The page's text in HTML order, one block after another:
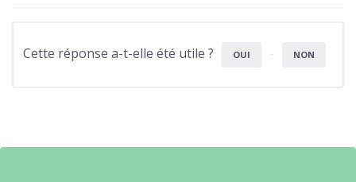
Cette réponse a-t-elle été utile ? OUI NON